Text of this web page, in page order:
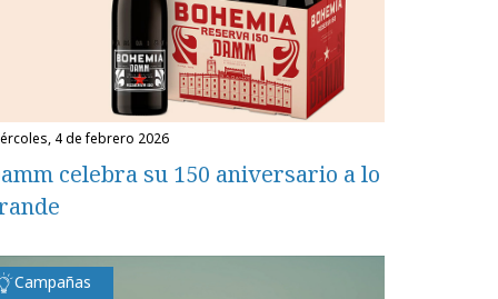
4 de febrero 2026
celebra su 150 aniversario a lo
Campañas